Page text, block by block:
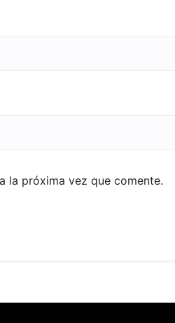
la próxima vez que comente.